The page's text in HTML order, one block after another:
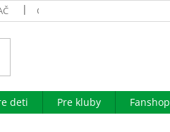
GARANCIA VÝMENY TOVARU
deti Pre kluby Fanshop